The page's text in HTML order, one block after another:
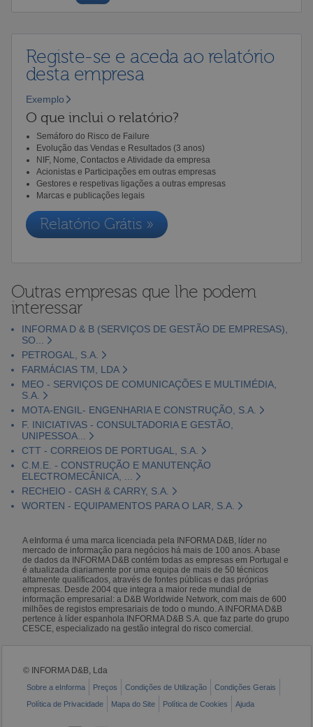
Registe-se e aceda ao relatório
desta empresa
Exemplo
O que inclui o relatório?
Semáforo do Risco de Failure
Evolução das Vendas e Resultados (3 anos)
NIF, Nome, Contactos e Atividade da empresa
Acionistas e Participações em outras empresas
Gestores e respetivas ligações a outras empresas
Marcas e publicações legais
Relatório Grátis »
Outras empresas que lhe podem
interessar
INFORMA D & B (SERVIÇOS DE GESTÃO DE EMPRESAS),
SO...
PETROGAL, S.A.
FARMÁCIAS TM, LDA
MEO - SERVIÇOS DE COMUNICAÇÕES E MULTIMÉDIA,
S.A.
MOTA-ENGIL- ENGENHARIA E CONSTRUÇÃO, S.A.
F. INICIATIVAS - CONSULTADORIA E GESTÃO,
UNIPESSOA...
CTT - CORREIOS DE PORTUGAL, S.A.
C.M.E. - CONSTRUÇÃO E MANUTENÇÃO
ELECTROMECÂNICA, ...
RECHEIO - CASH & CARRY, S.A.
WORTEN - EQUIPAMENTOS PARA O LAR, S.A.
A eInforma é uma marca licenciada pela INFORMA D&B, líder no
mercado de informação para negócios há mais de 100 anos. A base
de dados da INFORMA D&B contém todas as empresas em Portugal e
é atualizada diariamente por uma equipa de mais de 50 técnicos
altamente qualificados, através de fontes públicas e das próprias
empresas. Desde 2004 que integra a maior rede mundial de
informação empresarial: a D&B Worldwide Network, com mais de 600
milhões de registos empresariais de todo o mundo. A INFORMA D&B
pertence à líder espanhola INFORMA D&B S.A. que faz parte do grupo
CESCE, especializado na gestão integral do risco comercial.
© INFORMA D&B, Lda
Sobre a eInforma Preços Condições de Utilização
Condições Gerais
Política de Privacidade
Mapa do Site Política de Cookies Ajuda